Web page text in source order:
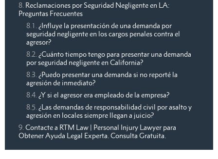
Reclamaciones por Seguridad Negligente en LA:
Preguntas Frecuentes
¿Influye la presentación de una demanda por
seguridad negligente en los cargos penales contra el
agresor?
¿Cuánto tiempo tengo para presentar una demanda
por seguridad negligente en California?
¿Puedo presentar una demanda si no reporté la
agresión de inmediato?
¿Y si el agresor era empleado de la empresa?
¿Las demandas de responsabilidad civil por asalto y
agresión en locales siempre llegan a juicio?
Contacte a RTM Law | Personal Injury Lawyer para
Obtener Ayuda Legal Experta. Consulta Gratuita.